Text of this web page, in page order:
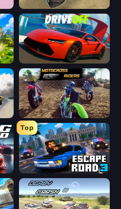
DriveOff
MotoCross Riders
Top
Escape Road 3